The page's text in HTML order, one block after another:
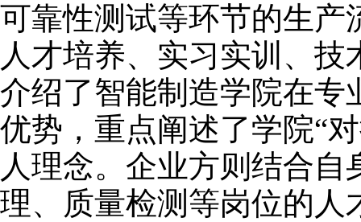
可靠性测试等环节的生产
人才培养、实习实训、
介绍了智能制造学院在专
优势，重点阐述了学院“
人理念。企业方则结合自
理、质量检测等岗位的人